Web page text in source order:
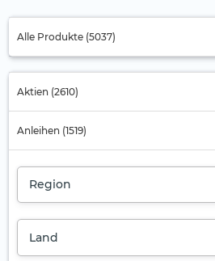
Alle Produkte (5037)
Aktien (2610)
Anleihen (1519)
Region
Land